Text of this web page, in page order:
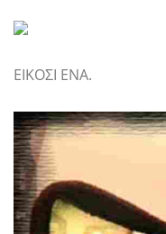
ΕΙΚΟΣΙ ΕΝΑ.